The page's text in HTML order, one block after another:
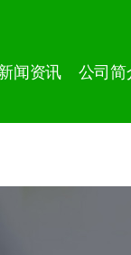
闻资讯 公司简